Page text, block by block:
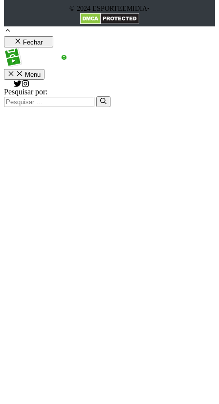
© 2024 ESPORTEEMIDIA•
Fechar
Menu
Pesquisar por: